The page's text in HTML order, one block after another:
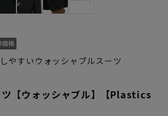
やすいウォッシャブルスーツ
ツ【ウォッシャブル】【Plastics